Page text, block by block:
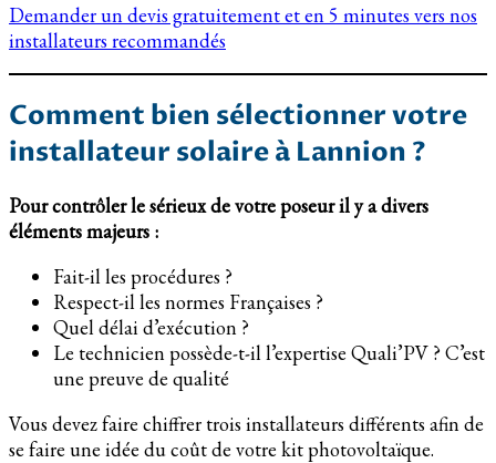
Demander un devis gratuitement et en 5 minutes vers nos
installateurs recommandés
Comment bien sélectionner votre
installateur solaire à Lannion ?
Pour contrôler le sérieux de votre poseur il y a divers
éléments majeurs :
Fait-il les procédures ?
Respect-il les normes Françaises ?
Quel délai d’exécution ?
Le technicien possède-t-il l’expertise Quali’PV ? C’est
une preuve de qualité
Vous devez faire chiffrer trois installateurs différents afin de
se faire une idée du coût de votre kit photovoltaïque.